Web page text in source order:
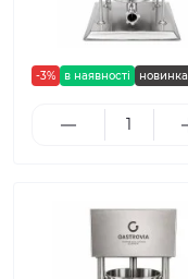
-3% в наявності новинка